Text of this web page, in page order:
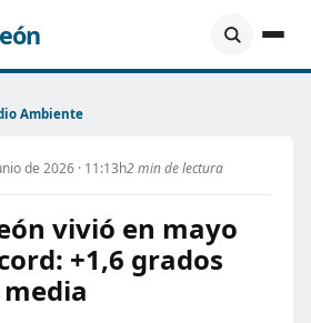
Ambiente
de 2026 · 11:13h2 min de lectura
vivió en mayo
+1,6 grados